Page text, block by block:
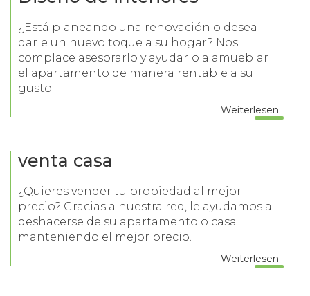
¿Está planeando una renovación o desea
darle un nuevo toque a su hogar? Nos
complace asesorarlo y ayudarlo a amueblar
el apartamento de manera rentable a su
gusto.
Weiterlesen
venta casa
¿Quieres vender tu propiedad al mejor
precio? Gracias a nuestra red, le ayudamos a
deshacerse de su apartamento o casa
manteniendo el mejor precio.
Weiterlesen